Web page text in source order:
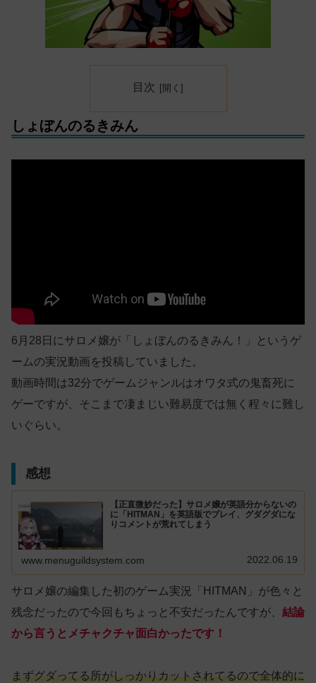
目次
しょぼんのるきみん
6月28日にサロメ嬢が「しょぼんのるきみん！」というゲ
ームの実況動画を投稿していました。
動画時間は32分でゲームジャンルはオワタ式の鬼畜死に
ゲーですが、そこまで凄まじい難易度では無く程々に難し
いぐらい。
感想
【正直微妙だった】サロメ嬢が英語分からないの
に「HITMAN」を英語版でプレイ、グダグダにな
りコメントが荒れてしまう
www.menuguildsystem.com 2022.06.19
サロメ嬢の編集した初のゲーム実況「HITMAN」が色々と
残念だったので今回もちょっと不安だったんですが、 結論
から言うとメチャクチャ面白かったです！
まずグダってる所がしっかりカットされてるので全体的に